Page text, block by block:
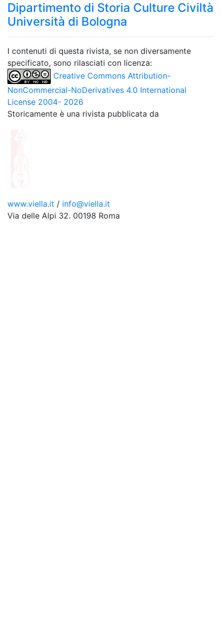
Dipartimento di Storia Culture Civiltà
Università di Bologna
I contenuti di questa rivista, se non diversamente
specificato, sono rilasciati con licenza:
Creative Commons Attribution-
NonCommercial-NoDerivatives 4.0 International
License 2004- 2026
Storicamente è una rivista pubblicata da
www.viella.it / info@viella.it
Via delle Alpi 32. 00198 Roma